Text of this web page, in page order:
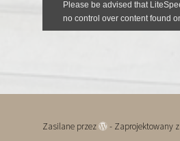
Zasilane przez - Zaprojektowany z